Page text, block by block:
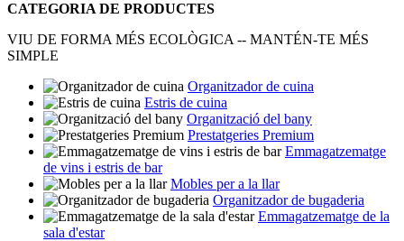
CATEGORIA DE PRODUCTES
VIU DE FORMA MÉS ECOLÒGICA -- MANTÉN-TE MÉS
SIMPLE
Organitzador de cuina
Estris de cuina
Organització del bany
Prestatgeries Premium
Emmagatzematge
de vins i estris de bar
Mobles per a la llar
Organitzador de bugaderia
Emmagatzematge de la
sala d'estar